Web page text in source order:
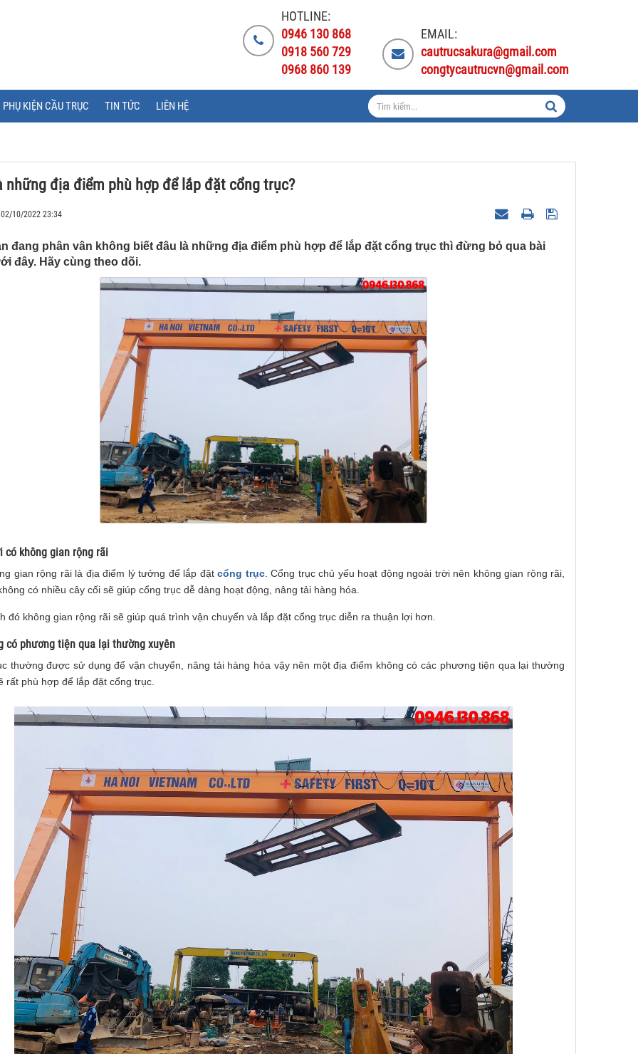
HOTLINE:
0946 130 868
0918 560 729
0968 860 139
EMAIL:
cautrucsakura@gmail.com
congtycautrucvn@gmail.com
PHỤ KIỆN CẦU TRỤC TIN TỨC LIÊN HỆ
những địa điểm phù hợp để lắp đặt cổng trục?
10/2022 23:34
đang phân vân không biết đâu là những địa điểm phù hợp để lắp đặt cổng trục thì đừng bỏ qua bài
đây. Hãy cùng theo dõi.
có không gian rộng rãi
gian rộng rãi là địa điểm lý tưởng để lắp đặt cổng trục. Cổng trục chủ yếu hoạt động ngoài trời nên không gian rộng rãi,
có nhiều cây cối sẽ giúp cổng trục dễ dàng hoạt động, nâng tải hàng hóa.
đó không gian rộng rãi sẽ giúp quá trình vận chuyển và lắp đặt cổng trục diễn ra thuận lợi hơn.
có phương tiện qua lại thường xuyên
thường được sử dụng để vận chuyển, nâng tải hàng hóa vậy nên một địa điểm không có các phương tiện qua lại thường
rất phù hợp để lắp đặt cổng trục.